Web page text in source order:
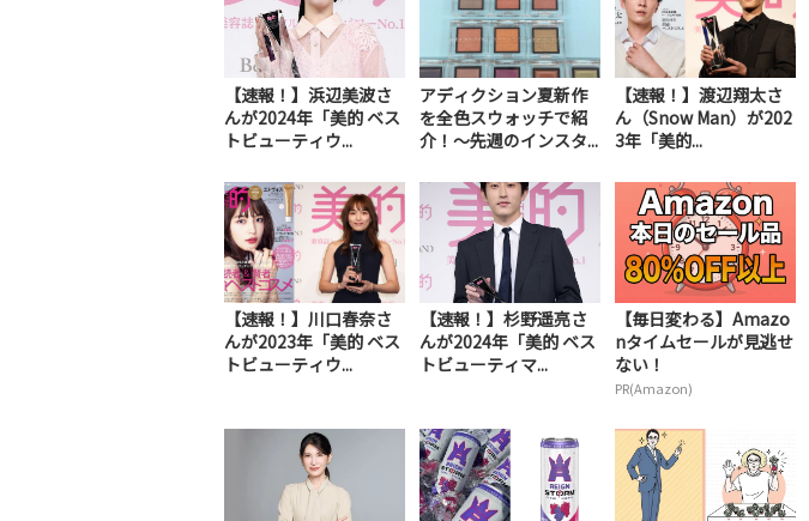
【速報！】浜辺美波さ
んが2024年「美的 ベス
トビューティウ...
アディクション夏新作
を全色スウォッチで紹
介！～先週のインスタ...
【速報！】渡辺翔太さ
ん（Snow Man）が202
3年「美的...
【速報！】川口春奈さ
んが2023年「美的 ベス
トビューティウ...
【速報！】杉野遥亮さ
んが2024年「美的 ベス
トビューティマ...
【毎日変わる】Amazo
nタイムセールが見逃せ
ない！
PR(Amazon)